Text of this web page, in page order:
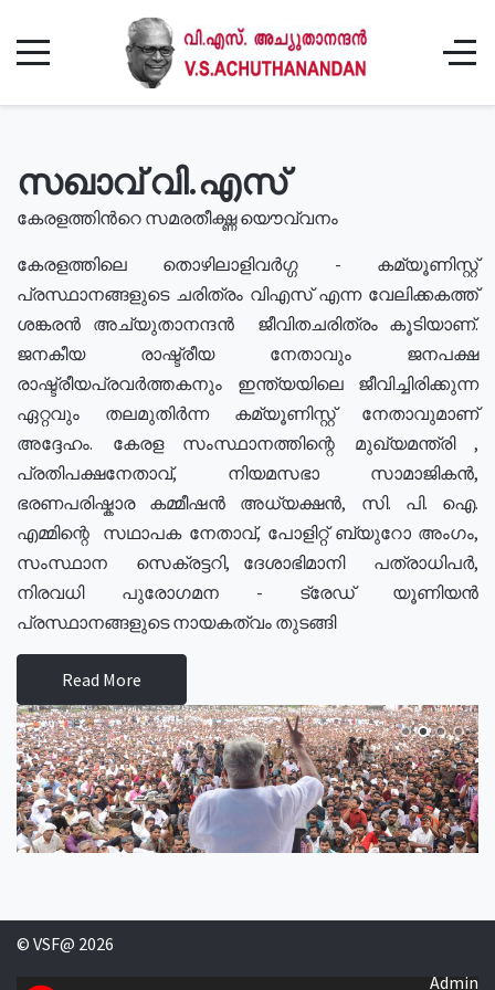
സഖാവ് വി.എസ്
കേരളത്തിൻറെ സമരതീക്ഷ്ണ യൌവ്വനം
കേരളത്തിലെ തൊഴിലാളിവർഗ്ഗ - കമ്യൂണിസ്റ്റ്
പ്രസ്ഥാനങ്ങളുടെ ചരിത്രം വിഎസ് എന്ന വേലിക്കകത്ത്
ശങ്കരൻ അച്യുതാനന്ദൻ ജീവിതചരിത്രം കൂടിയാണ്.
ജനകീയ രാഷ്ട്രീയ നേതാവും ജനപക്ഷ
രാഷ്ട്രീയപ്രവർത്തകനും ഇന്ത്യയിലെ ജീവിച്ചിരിക്കുന്ന
ഏറ്റവും തലമുതിർന്ന കമ്യൂണിസ്റ്റ് നേതാവുമാണ്
അദ്ദേഹം. കേരള സംസ്ഥാനത്തിന്റെ മുഖ്യമന്ത്രി ,
പ്രതിപക്ഷനേതാവ്, നിയമസഭാ സാമാജികൻ,
ഭരണപരിഷ്കാര കമ്മീഷൻ അധ്യക്ഷൻ, സി. പി. ഐ.
എമ്മിന്റെ സഥാപക നേതാവ്, പോളിറ്റ് ബ്യുറോ അംഗം,
സംസ്ഥാന സെക്രട്ടറി, ദേശാഭിമാനി പത്രാധിപർ,
നിരവധി പുരോഗമന - ട്രേഡ് യൂണിയൻ
പ്രസ്ഥാനങ്ങളുടെ നായകത്വം തുടങ്ങി
Read More
© VSF@ 2026
Admin